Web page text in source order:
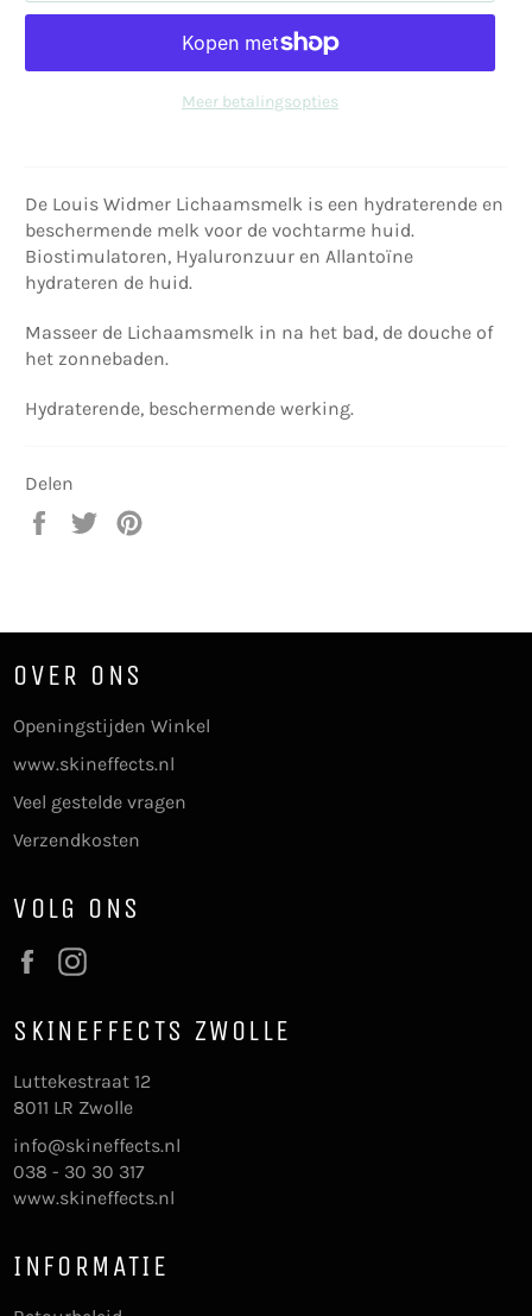
Meer betalingsopties
De Louis Widmer Lichaamsmelk is een hydraterende en
beschermende melk voor de vochtarme huid.
Biostimulatoren, Hyaluronzuur en Allantoïne
hydrateren de huid.
Masseer de Lichaamsmelk in na het bad, de douche of
het zonnebaden.
Hydraterende, beschermende werking.
Delen
Delen
Twitteren
OVER ONS
Openingstijden Winkel
www.skineffects.nl
Veel gestelde vragen
Verzendkosten
VOLG ONS
Facebook
SKINEFFECTS ZWOLLE
Luttekestraat 12
8011 LR Zwolle
info@skineffects.nl
038 - 30 30 317
www.skineffects.nl
INFORMATIE